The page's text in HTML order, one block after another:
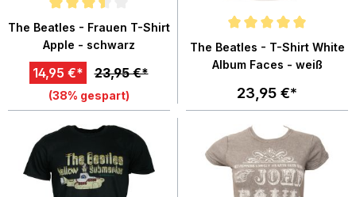
Durchschnittliche Bewertung von 3.5 von 5 Sternen
The Beatles - Frauen T-Shirt
Apple - schwarz
14,95 €* 23,95 €*
(38% gespart)
Durchschnittliche Bewertung
The Beatles - T-Shirt White
Album Faces - weiß
23,95 €*